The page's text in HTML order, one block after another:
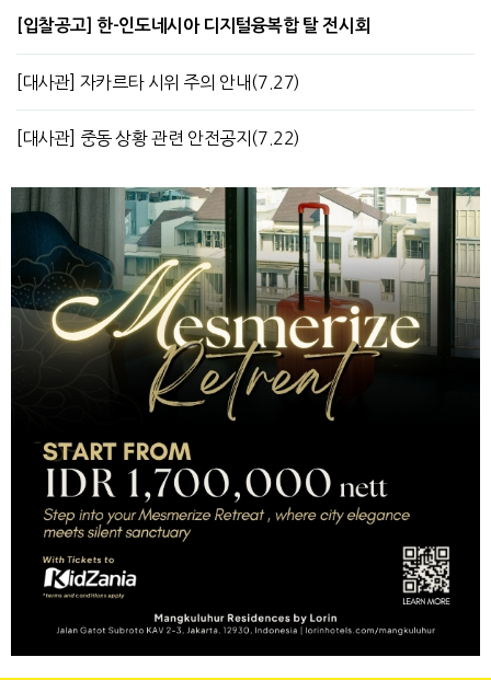
[입찰공고] 한-인도네시아 디지털융복합 탈 전시회
[대사관] 자카르타 시위 주의 안내(7.27)
[대사관] 중동 상황 관련 안전공지(7.22)